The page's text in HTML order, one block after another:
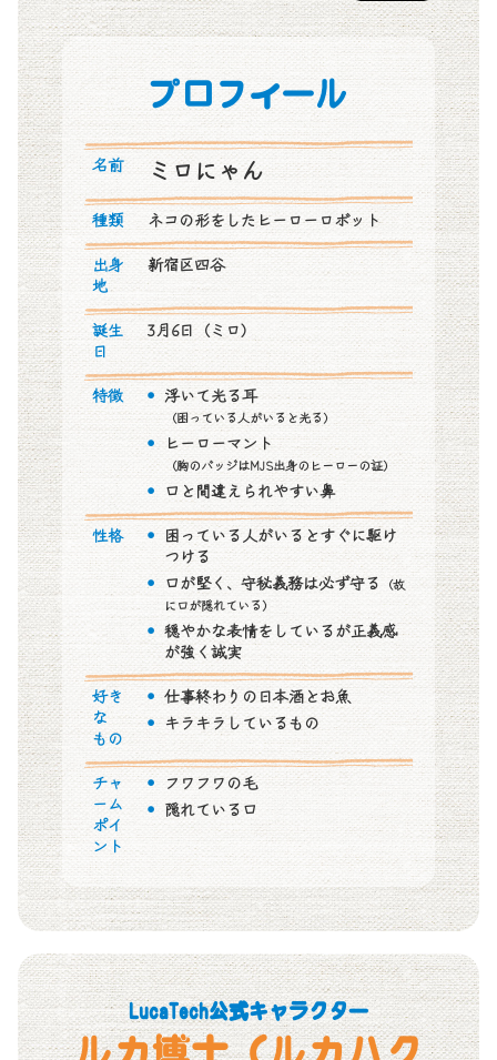
プロフィール
名前 ミロにゃん
種類
ネコの形をしたヒーローロボット
出身
地
新宿区四谷
誕生
日
3月6日（ミロ）
特徴 浮いて光る耳
（困っている人がいると光る）
ヒーローマント
（胸のバッジはMJS出身のヒーローの証）
口と間違えられやすい鼻
性格
困っている人がいるとすぐに駆け
つける
口が堅く、守秘義務は必ず守る
（故
に口が隠れている）
穏やかな表情をしているが正義感
が強く誠実
好き
な
もの
仕事終わりの日本酒とお魚
キラキラしているもの
チャ
ーム
ポイ
ント
フワフワの毛
隠れている口
LucaTech公式キャラクター